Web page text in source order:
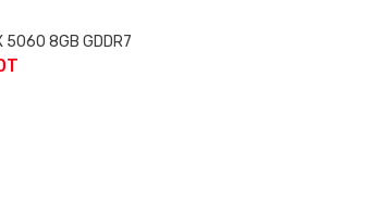
5060 8GB GDDR7